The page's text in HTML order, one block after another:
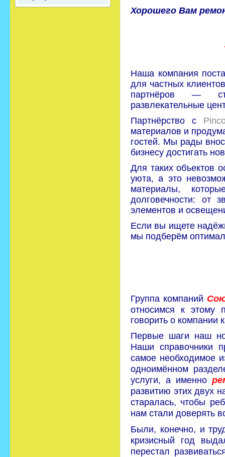
Хорошего Вам
Наша компания
для частных
партнёров —
развлекательные
Партнёрство с
материалов и
гостей. Мы рады
бизнесу достигать
Для таких объектов
уюта, а это
материалы,
долговечности: от
элементов и
Если вы ищете
мы подберём
Группа компаний
относимся к этому
говорить о компании
Первые шаги наш
Наши справочники
самое необходимое
одноимённом
услуги, а именно
развитию этих двух
старалась, чтобы
нам стали доверять
Были, конечно, и
кризисный год
перестал